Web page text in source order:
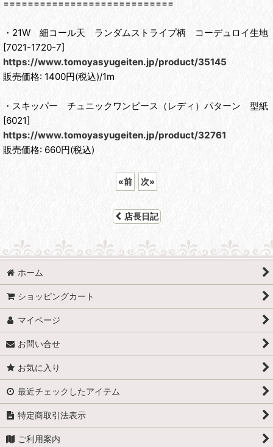
============================
・21W 細コール天 ランダムストライプ柄 コーデュロイ生地
[7021-1720-7]
https://www.tomoyasyugeiten.jp/product/35145
販売価格: 1400円(税込)/1m
・スキッパー チュニックワンピース（レディ）パターン 型紙
[6021]
https://www.tomoyasyugeiten.jp/product/32761
販売価格: 660円(税込)
«前 次»
店長日記
ホーム
ショッピングカート
マイページ
お問い合せ
お気に入り
最近チェックしたアイテム
特定商取引法表示
ご利用案内